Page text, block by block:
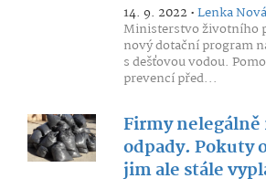
14. 9. 2022 •Lenka
Ministerstvo životního
nový dotační program
s dešťovou vodou.
prevencí před...
Firmy nelegálně
odpady. Pokuty
jim ale stále